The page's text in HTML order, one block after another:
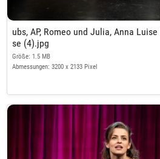
ubs, AP, Romeo und Julia, Anna
se (4).jpg
Größe: 1.5 MB
Abmessungen: 3200 x 2133 Pixel